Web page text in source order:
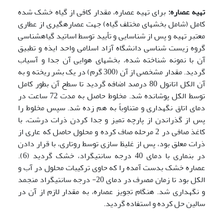
تهیه عصاره: برای تهیه عصاره، مقدار کافی از گیاه خشک شده
کامل (شامل بخش­های مختلف گیاه) جهت عصاره­گیری از عطاری
معتبر تهیه و پس از شناسایی و تأیید توسط اساتید گیاه­شناسی
گروه زیست شناسی دانشگاه آزاد اسلامی واحد ایذه و تطبیق
آن با نمونه شناخته شده، بخش­های هوایی آن جدا و آسیاب
گردید. مقدار مشخصی از آن (300 گرم) در یک بشر ریخته و به
آن الکل اتانول 80 درصد اضافه گردید تا سطح آن بطور کامل
توسط الکل پوشانده شد. مخلوط حاصل به مدت 72 ساعت در
دمای اتاق نگه­داری و متناوباً به هم زده شد. سپس مخلوط را
پس از گذراندن از پارچه تمیز و جدا کردن ذرات درشت، با
کاغذ صافی در 2 مرحله صاف کرده و محلول حاصل که عاری از
ذرات معلق بود، پس از غلیظ سازی توسط روتاری، با قرار دادن
در بن­ماری با دمای 40 درجه سانتی­گراد، خشک گردید (6).
عصاره خشک بدست آمده را که حاوی ترکیبات محلول در آب و
الکل بود تا زمان مصرف در دمای 20- درجه سانتی­گراد منجمد
و نگه­داری شد. هنگام تجویز عصاره، به مقدار لازم از آن در
سالین حل کرده و استفاده گردید.